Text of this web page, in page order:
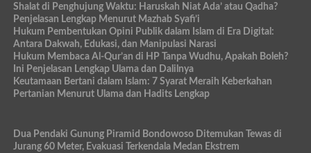
Shalat di Penghujung Waktu: Haruskah Niat Ada’ atau Qadha?
Penjelasan Lengkap Menurut Mazhab Syafi’i
Hukum Pembentukan Opini Publik dalam Islam di Era Digital:
Antara Dakwah, Edukasi, dan Manipulasi Narasi
Hukum Membaca Al-Qur’an di HP Tanpa Wudhu, Apakah Boleh?
Ini Penjelasan Lengkap Ulama dan Dalilnya
Keutamaan Bertani dalam Islam: 7 Syarat Meraih Keberkahan
Pertanian Menurut Ulama dan Hadits Lengkap
Dua Pendaki Gunung Piramid Bondowoso Ditemukan Tewas di
Jurang 60 Meter, Evakuasi Terkendala Medan Ekstrem